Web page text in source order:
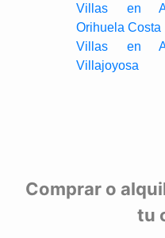
Villas en
Orihuela Costa
Villas en
Villajoyosa
Comprar o
tu